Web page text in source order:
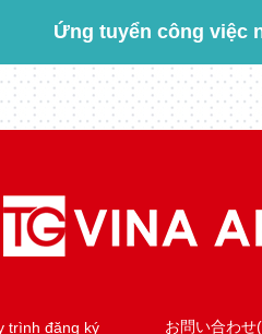
Ứng tuyển công việc
trình đăng ký お問い合わせ